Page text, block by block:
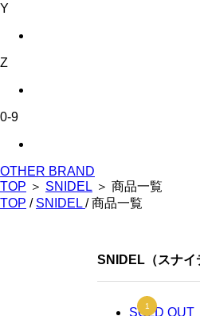
Y
Z
0-9
OTHER BRAND
TOP ＞ SNIDEL ＞ 商品一覧
TOP / SNIDEL / 商品一覧
SNIDEL（スナイ
SOLD OUT